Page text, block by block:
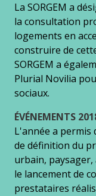
La SORGEM a
la consultation
logements en
construire de
SORGEM a
Plurial Novilia
sociaux.
ÉVÉNEMENTS
L'année a permis
de définition du
urbain,
le lancement de
prestataires